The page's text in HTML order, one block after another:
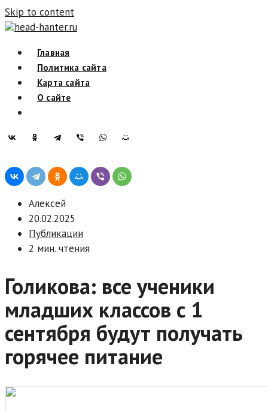
Skip to content
head-hanter.ru
Главная
Политика сайта
Карта сайта
О сайте
Алексей
20.02.2025
Публикации
2 мин. чтения
Голикова: все ученики
младших классов с 1
сентября будут получать
горячее питание